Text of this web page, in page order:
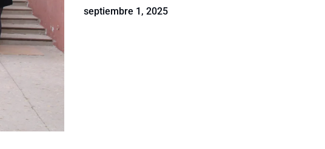
septiembre 1, 2025